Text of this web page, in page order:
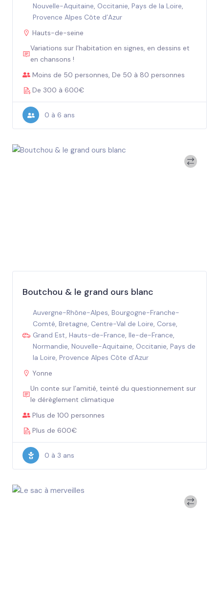
Nouvelle-Aquitaine, Occitanie, Pays de la Loire,
Provence Alpes Côte d’Azur
Hauts-de-seine
Variations sur l’habitation en signes, en dessins et
en chansons !
Moins de 50 personnes, De 50 à 80 personnes
De 300 à 600€
0 à 6 ans
Boutchou & le grand ours blanc
Auvergne-Rhône-Alpes, Bourgogne-Franche-
Comté, Bretagne, Centre-Val de Loire, Corse,
Grand Est, Hauts-de-France, Ile-de-France,
Normandie, Nouvelle-Aquitaine, Occitanie, Pays de
la Loire, Provence Alpes Côte d’Azur
Yonne
Un conte sur l’amitié, teinté du questionnement sur
le dérèglement climatique
Plus de 100 personnes
Plus de 600€
0 à 3 ans